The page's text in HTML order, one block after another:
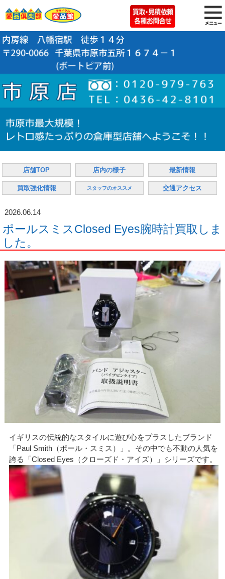
店舗TOP 店内の様子 最新情報
買取強化情報 スタッフのオススメ 交通アクセス
2026.06.14
ポールスミスClosed Eyes腕時計買取しま
した。
イギリスの伝統的なスタイルに遊び心をプラスしたブランド
「Paul Smith（ポール・スミス）」。その中でも不動の人気を
誇る「Closed Eyes（クローズド・アイズ）」シリーズです。